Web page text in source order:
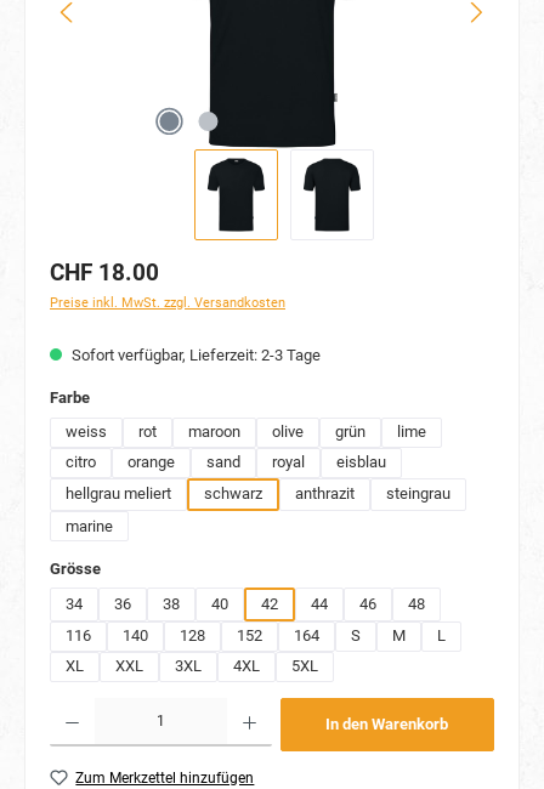
CHF 18.00
Preise inkl. MwSt. zzgl. Versandkosten
Sofort verfügbar, Lieferzeit: 2-3 Tage
Farbeauswählen
weiss
rot maroon olive grün
lime
citro
orange sand royal
eisblau
hellgrau meliert
schwarz anthrazit
steingrau
marine
Grösseauswählen
34
36 38 40 42 44 46
48
116
140 128 152 164 S M
L
XL
XXL 3XL 4XL 5XL
In den Warenkorb
Zum Merkzettel hinzufügen